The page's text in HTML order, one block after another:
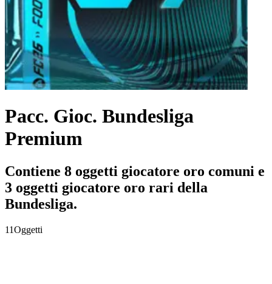
Pacc. Gioc. Bundesliga
Premium
Contiene 8 oggetti giocatore oro comuni e
3 oggetti giocatore oro rari della
Bundesliga.
11Oggetti